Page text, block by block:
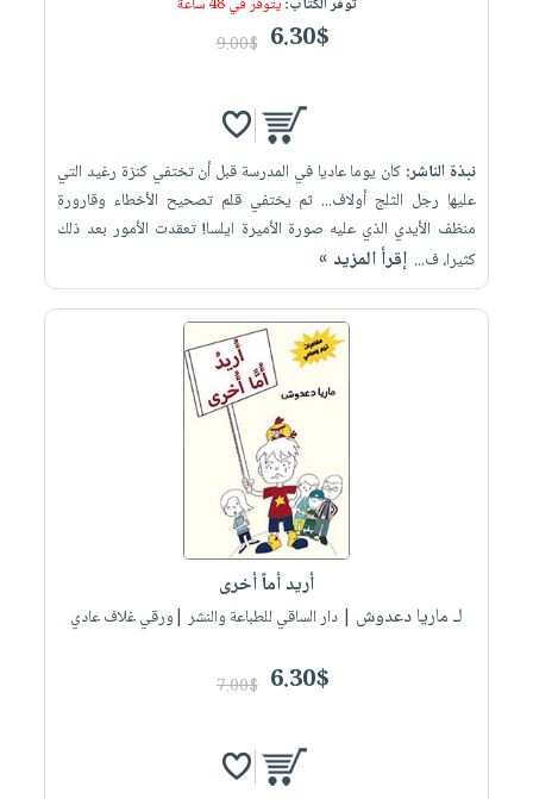
6.30$
9.00$
نبذة الناشر: كان يوما عاديا في المدرسة قبل أن تختفي كنزة رغيد التي
عليها رجل الثلج أولاف... ثم يختفي قلم تصحيح الأخطاء وقارورة
منظف الأيدي الذي عليه صورة الأميرة ايلسا! تعقدت الأمور بعد ذلك
كثيرا، ف... إقرأ المزيد »
أريد أماً أخرى
لـ ماريا دعدوش | دار الساقي للطباعة والنشر |ورقي غلاف عادي
6.30$
7.00$